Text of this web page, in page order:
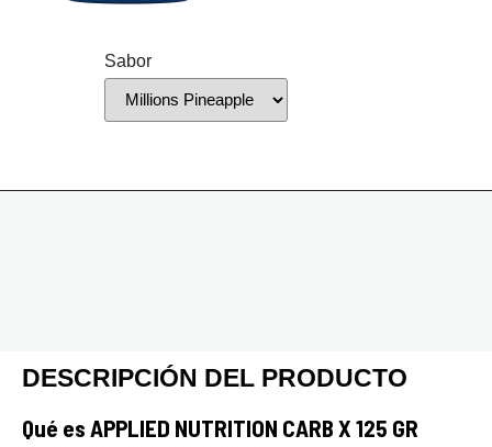
Sabor
DESCRIPCIÓN DEL PRODUCTO
Qué es APPLIED NUTRITION CARB X 125 GR